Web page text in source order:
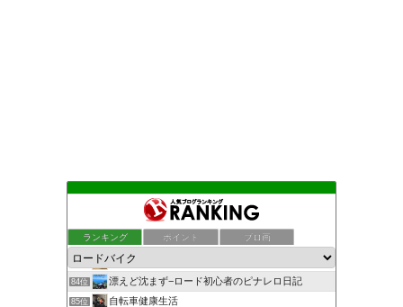
ランキング ポイント ブロ画
らんぱぱ の ロードレーサー日記
１本の轍(わだち)
82位 多趣味な週末の過ごし方
83位 ロードバイクでサーモン・ダンシング
84位 漂えど沈まず−ロード初心者のピナレロ日記
85位 自転車健康生活